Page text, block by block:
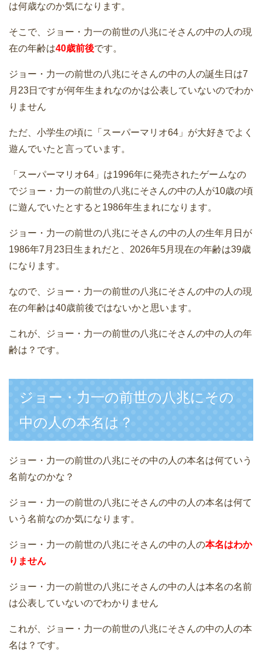
は何歳なのか気になります。
そこで、ジョー・力一の前世の八兆にそさんの中の人の現
在の年齢は40歳前後です。
ジョー・力一の前世の八兆にそさんの中の人の誕生日は7
月23日ですが何年生まれなのかは公表していないのでわか
りません
ただ、小学生の頃に「スーパーマリオ64」が大好きでよく
遊んでいたと言っています。
「スーパーマリオ64」は1996年に発売されたゲームなの
でジョー・力一の前世の八兆にそさんの中の人が10歳の頃
に遊んでいたとすると1986年生まれになります。
ジョー・力一の前世の八兆にそさんの中の人の生年月日が
1986年7月23日生まれだと、2026年5月現在の年齢は39歳
になります。
なので、ジョー・力一の前世の八兆にそさんの中の人の現
在の年齢は40歳前後ではないかと思います。
これが、ジョー・力一の前世の八兆にそさんの中の人の年
齢は？です。
ジョー・力一の前世の八兆にその
中の人の本名は？
ジョー・力一の前世の八兆にその中の人の本名は何ていう
名前なのかな？
ジョー・力一の前世の八兆にそさんの中の人の本名は何て
いう名前なのか気になります。
ジョー・力一の前世の八兆にそさんの中の人の本名はわか
りません
ジョー・力一の前世の八兆にそさんの中の人は本名の名前
は公表していないのでわかりません
これが、ジョー・力一の前世の八兆にそさんの中の人の本
名は？です。